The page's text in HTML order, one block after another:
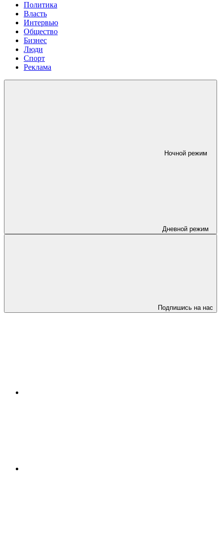
Политика
Власть
Интервью
Общество
Бизнес
Люди
Спорт
Реклама
Ночной режим
Дневной режим
Подпишись на нас